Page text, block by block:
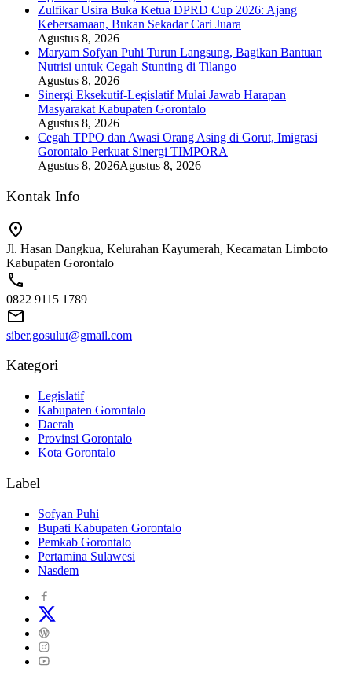
Zulfikar Usira Buka Ketua DPRD Cup 2026: Ajang
Kebersamaan, Bukan Sekadar Cari Juara
Agustus 8, 2026
Maryam Sofyan Puhi Turun Langsung, Bagikan Bantuan
Nutrisi untuk Cegah Stunting di Tilango
Agustus 8, 2026
Sinergi Eksekutif-Legislatif Mulai Jawab Harapan
Masyarakat Kabupaten Gorontalo
Agustus 8, 2026
Cegah TPPO dan Awasi Orang Asing di Gorut, Imigrasi
Gorontalo Perkuat Sinergi TIMPORA
Agustus 8, 2026Agustus 8, 2026
Kontak Info
Jl. Hasan Dangkua, Kelurahan Kayumerah, Kecamatan Limboto
Kabupaten Gorontalo
0822 9115 1789
siber.gosulut@gmail.com
Kategori
Legislatif
Kabupaten Gorontalo
Daerah
Provinsi Gorontalo
Kota Gorontalo
Label
Sofyan Puhi
Bupati Kabupaten Gorontalo
Pemkab Gorontalo
Pertamina Sulawesi
Nasdem